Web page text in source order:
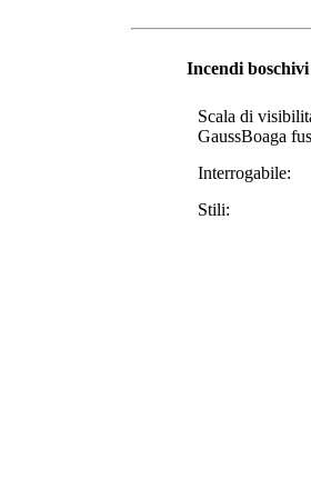
Incendi boschivi
Scala di
GaussBoaga
Interrogabile:
Stili: